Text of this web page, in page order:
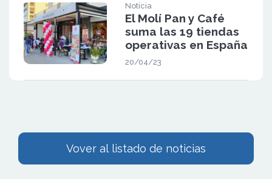
Noticia
El Molí Pan y Café
suma las 19 tiendas
operativas en España
20/04/23
Vover al listado de noticias